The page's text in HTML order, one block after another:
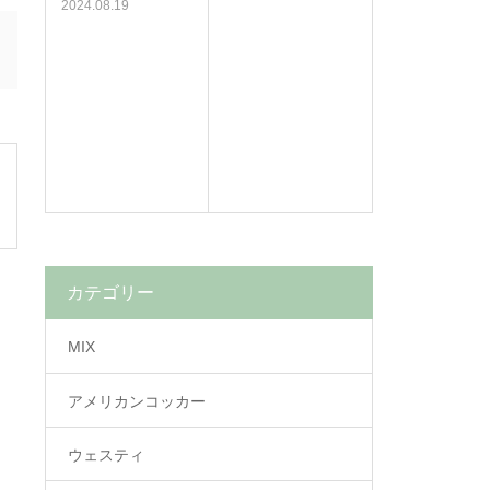
2024.08.19
カテゴリー
MIX
アメリカンコッカー
ウェスティ